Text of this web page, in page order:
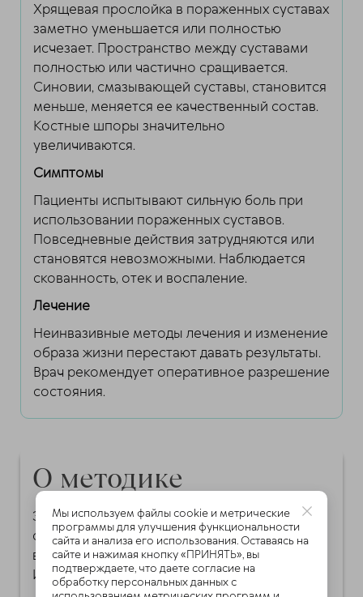
Хрящевая прослойка в пораженных суставах
заметно уменьшается или полностью
исчезает. Пространство между суставами
полностью или частично сращивается.
Синовии, смазывающей суставы, становится
меньше, меняется ее качественный состав.
Костные шпоры значительно
увеличиваются.
Симптомы
Пациенты испытывают сильную боль при
использовании пораженных суставов.
Повседневные действия затрудняются или
становятся невозможными. Наблюдается
скованность, отек и воспаление.
Лечение
Неинвазивные методы лечения и изменение
образа жизни перестают давать результаты.
Врач рекомендует оперативное разрешение
состояния.
О методике
Экологичная методика лечения спины и
суставов, разработанная и запатентованная
в Федеральном Центре имени академика Г.А.
Илизарова
Мы используем файлы cookie и метрические
программы для улучшения функциональности
сайта и анализа его использования. Оставаясь на
сайте и нажимая кнопку «ПРИНЯТЬ», вы
подтверждаете, что даете согласие на
обработку персональных данных с